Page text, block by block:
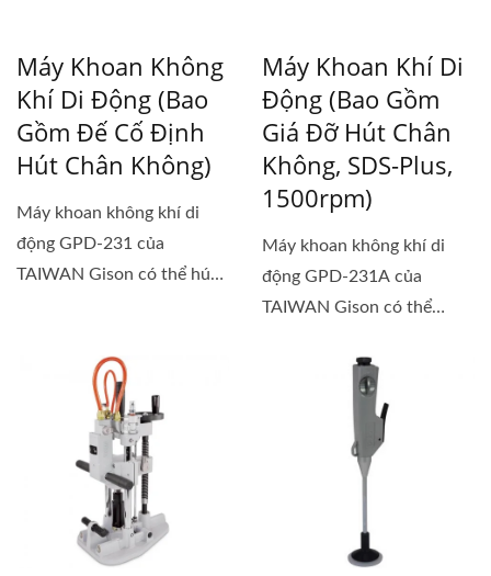
Máy Khoan Không
Khí Di Động (bao
Gồm Đế Cố Định
Hút Chân Không)
Máy khoan không khí di
động GPD-231 của
TAIWAN Gison có thể hút
Máy Khoan Khí Di
Động (bao Gồm
Giá Đỡ Hút Chân
Không, SDS-Plus,
1500rpm)
Máy khoan không khí di
động GPD-231A của
TAIWAN Gison có thể